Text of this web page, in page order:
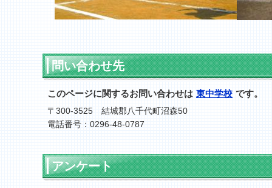
問い合わせ先
このページに関するお問い合わせは 東中学校 です。
〒300-3525 結城郡八千代町沼森50
電話番号：0296-48-0787
アンケート